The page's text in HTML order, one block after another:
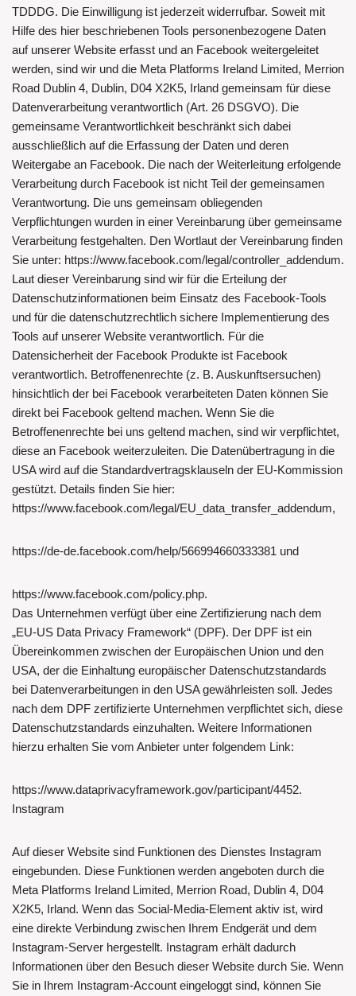
TDDDG. Die Einwilligung ist jederzeit widerrufbar. Soweit mit
Hilfe des hier beschriebenen Tools personenbezogene Daten
auf unserer Website erfasst und an Facebook weitergeleitet
werden, sind wir und die Meta Platforms Ireland Limited, Merrion
Road Dublin 4, Dublin, D04 X2K5, Irland gemeinsam für diese
Datenverarbeitung verantwortlich (Art. 26 DSGVO). Die
gemeinsame Verantwortlichkeit beschränkt sich dabei
ausschließlich auf die Erfassung der Daten und deren
Weitergabe an Facebook. Die nach der Weiterleitung erfolgende
Verarbeitung durch Facebook ist nicht Teil der gemeinsamen
Verantwortung. Die uns gemeinsam obliegenden
Verpflichtungen wurden in einer Vereinbarung über gemeinsame
Verarbeitung festgehalten. Den Wortlaut der Vereinbarung finden
Sie unter: https://www.facebook.com/legal/controller_addendum.
Laut dieser Vereinbarung sind wir für die Erteilung der
Datenschutzinformationen beim Einsatz des Facebook-Tools
und für die datenschutzrechtlich sichere Implementierung des
Tools auf unserer Website verantwortlich. Für die
Datensicherheit der Facebook Produkte ist Facebook
verantwortlich. Betroffenenrechte (z. B. Auskunftsersuchen)
hinsichtlich der bei Facebook verarbeiteten Daten können Sie
direkt bei Facebook geltend machen. Wenn Sie die
Betroffenenrechte bei uns geltend machen, sind wir verpflichtet,
diese an Facebook weiterzuleiten. Die Datenübertragung in die
USA wird auf die Standardvertragsklauseln der EU-Kommission
gestützt. Details finden Sie hier:
https://www.facebook.com/legal/EU_data_transfer_addendum,
https://de-de.facebook.com/help/566994660333381 und
https://www.facebook.com/policy.php.
Das Unternehmen verfügt über eine Zertifizierung nach dem
„EU-US Data Privacy Framework“ (DPF). Der DPF ist ein
Übereinkommen zwischen der Europäischen Union und den
USA, der die Einhaltung europäischer Datenschutzstandards
bei Datenverarbeitungen in den USA gewährleisten soll. Jedes
nach dem DPF zertifizierte Unternehmen verpflichtet sich, diese
Datenschutzstandards einzuhalten. Weitere Informationen
hierzu erhalten Sie vom Anbieter unter folgendem Link:
https://www.dataprivacyframework.gov/participant/4452.
Instagram
Auf dieser Website sind Funktionen des Dienstes Instagram
eingebunden. Diese Funktionen werden angeboten durch die
Meta Platforms Ireland Limited, Merrion Road, Dublin 4, D04
X2K5, Irland. Wenn das Social-Media-Element aktiv ist, wird
eine direkte Verbindung zwischen Ihrem Endgerät und dem
Instagram-Server hergestellt. Instagram erhält dadurch
Informationen über den Besuch dieser Website durch Sie. Wenn
Sie in Ihrem Instagram-Account eingeloggt sind, können Sie